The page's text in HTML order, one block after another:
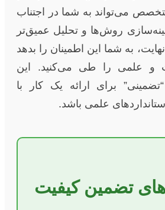
می‌تواند به شما در اجتناب
روش‌ها و تحلیل عمیق‌تر
به شما این اطمینان را بدهد
علمی را طی می‌کنید. این
“تضمینی” برای ارائه یک کار با
علمی باشد.
تضمین کیفیت